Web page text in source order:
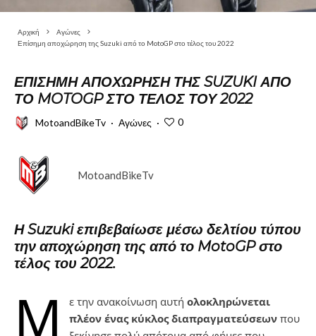
Αρχική
Αγώνες
Επίσημη αποχώρηση της Suzuki από το MotoGP στο τέλος του 2022
ΕΠΊΣΗΜΗ ΑΠΟΧΏΡΗΣΗ ΤΗΣ SUZUKI ΑΠΌ
ΤΟ MOTOGP ΣΤΟ ΤΈΛΟΣ ΤΟΥ 2022
MotoandBikeTv · Αγώνες · 0
MotoandBikeTv
Η Suzuki επιβεβαίωσε μέσω δελτίου τύπου
την αποχώρηση της από το MotoGP στο
τέλος του 2022.
Μ ε την ανακοίνωση αυτή ολοκληρώνεται
πλέον ένας κύκλος διαπραγματεύσεων που